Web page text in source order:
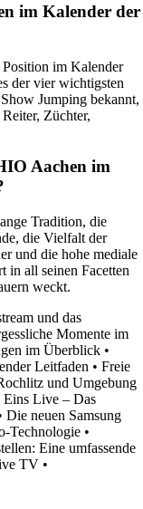
im Kalender der
im Kalender
der vier wichtigsten
Jumping bekannt,
Züchter,
Aachen im
Tradition, die
die Vielfalt der
und die hohe mediale
in all seinen Facetten
weckt.
und das
Momente im
im Überblick •
Leitfaden • Freie
und Umgebung
Eins Live – Das
Die neuen Samsung
Technologie •
Eine umfassende
TV •